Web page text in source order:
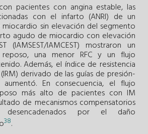
pacientes con angina estable, las
con el infarto (ANRI) de un
sin elevación del segmento
agudo de miocardio con elevación
(IAMSEST/IAMCEST) mostraron un
una menor RFC y un flujo
Además, el índice de resistencia
derivado de las guías de presión-
En consecuencia, el flujo
más alto de pacientes con IM
de mecanismos compensatorios
desencadenados por el daño
38.